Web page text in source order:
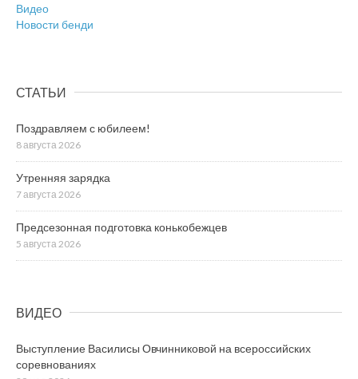
Видео
Новости бенди
СТАТЬИ
Поздравляем с юбилеем!
8 августа 2026
Утренняя зарядка
7 августа 2026
Предсезонная подготовка конькобежцев
5 августа 2026
ВИДЕО
Выступление Василисы Овчинниковой на всероссийских
соревнованиях